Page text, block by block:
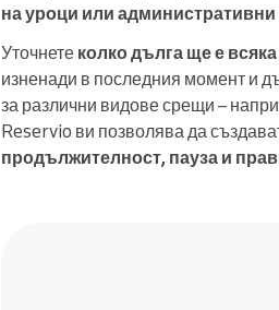
на уроци или административни
Уточнете колко дълга ще е
изненади в последния момент и
за различни видове срещи –
Reservio ви позволява да
продължителност, пауза и